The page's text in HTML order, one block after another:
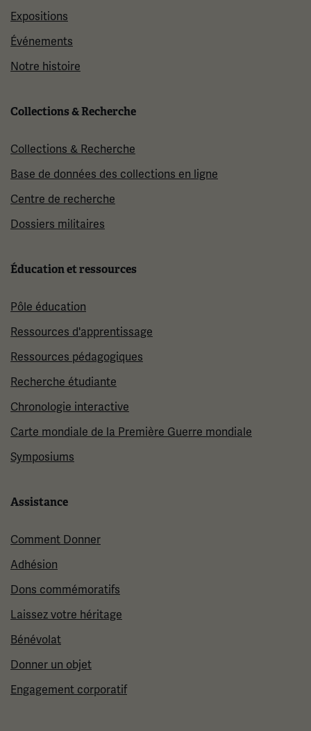
Expositions
Événements
Notre histoire
Collections & Recherche
Collections & Recherche
Base de données des collections en ligne
Centre de recherche
Dossiers militaires
Éducation et ressources
Pôle éducation
Ressources d'apprentissage
Ressources pédagogiques
Recherche étudiante
Chronologie interactive
Carte mondiale de la Première Guerre mondiale
Symposiums
Assistance
Comment Donner
Adhésion
Dons commémoratifs
Laissez votre héritage
Bénévolat
Donner un objet
Engagement corporatif